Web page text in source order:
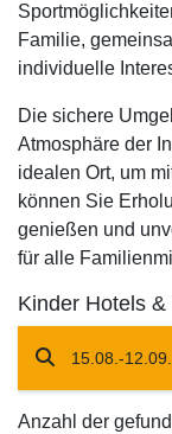
Familie,
individuelle
Die sichere
Atmosphäre der
idealen Ort, um
können Sie
genießen und
für alle
Kinder Hotels
15.08.-
Anzahl der